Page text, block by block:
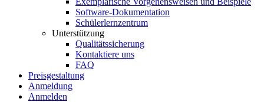
Software-Dokumentation
Schülerlernzentrum
Unterstützung
Qualitätssicherung
Kontaktiere uns
FAQ
Preisgestaltung
Anmeldung
Anmelden